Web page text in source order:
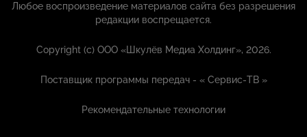
Любое воспроизведение материалов сайта без разрешения
редакции воспрещается.
Copyright (с) ООО «Шкулёв Медиа Холдинг», 2026.
Поставщик программы передач - «Сервис-ТВ »
Рекомендательные технологии